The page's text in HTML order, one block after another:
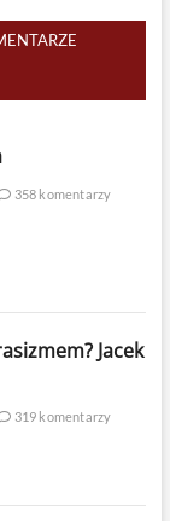
358 komentarzy
Jacek
319 komentarzy